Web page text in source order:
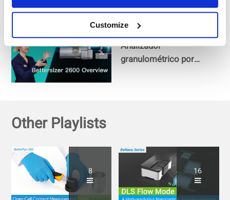
Customize
Bettersizer 2600 |
Analizador
granulométrico por
Other Playlists
8 16